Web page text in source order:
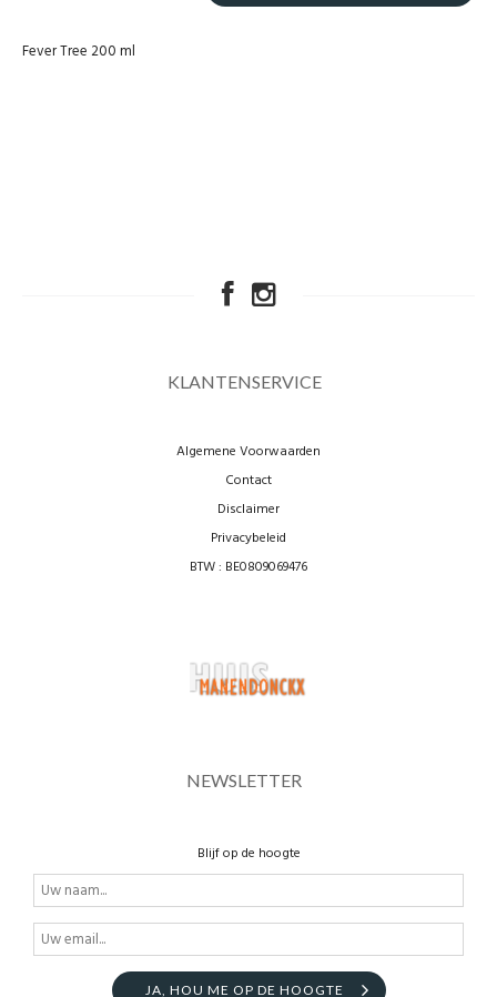
Fever Tree 200 ml
KLANTENSERVICE
Algemene Voorwaarden
Contact
Disclaimer
Privacybeleid
BTW : BE0809069476
NEWSLETTER
Blijf op de hoogte
JA, HOU ME OP DE HOOGTE